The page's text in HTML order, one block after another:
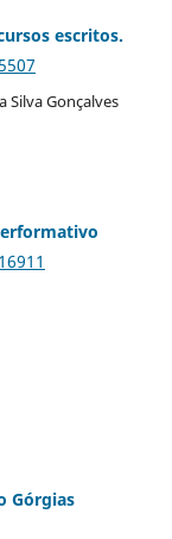
escritos.
Silva Gonçalves
Górgias